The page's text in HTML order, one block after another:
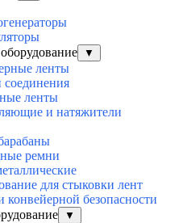
▼
ленты
соединения
ленты
и натяжители
ремни
для стыковки лент
конвейерной безопасности
▼